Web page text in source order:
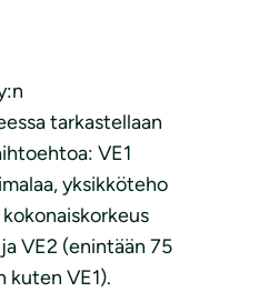
tarkastellaan
VE1
yksikköteho
VE2 (enintään 75
kuten VE1).